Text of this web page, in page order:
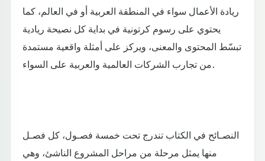
ريادة الأعمال سواء في المنطقة العربية أو في العالم، كما
يحتوي على رسوم كرتونية في بداية كل نصيحة ريادية
تبسّط المحتوى والمعنى، ويركز على أمثلة واقعية مستمدة
من تجارب الشركات العالمية والعربية على السواء.
النصـائح في الكتاب تندرج تحت خمسة فصـول، كل فصـل
منها يمثل مرحلة من مراحل المشروع الناشئ، وهي